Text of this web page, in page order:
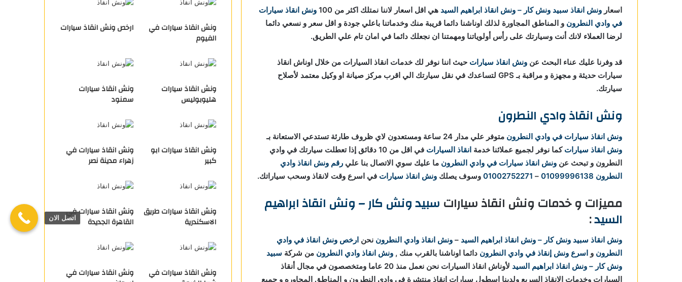
اسعار ونش انقاذ سبيد ونش كار – ونش انقاذ ابراهيم السيد هي اقل اسعار لاننا نمتلك اكثر من 100
ونش انقاذ سيارات
في وادي النطرون و المناطق المجاورة لذلك اوناشنا دائما قريبة منك وخدماتنا باعلي جودة و اقل سعر و نسعي دائما
لرضا العملاء لانك أنت وسيارتك على رأس أولوياتنا ومهمتنا ان نجعلك دائما في امان تام علي الطريق.
قد وفرنا عليك عناء البحث عن ونش انقاذ سيارات حيث اننا نوفر لك خدمات انقاذ السيارات من خلال اوناش انقاذ
سيارات حديثة و مجهزة و مراقبة بـ GPS لتساعدك في نقل سيارتك الي اقرب مركز صيانة او وكيل معتمد لأصلاح
سيارتك.
ونش انقاذ وادي النطرون
ونش انقاذ سيارات في وادي النطرون متوفر علي مدار 24 ساعة ومستعدون لاي ظروف طارئة تستدعي الاستعانة بـ
ونش انقاذ سيارات كما نوفر لجميع عملائنا خدمة انقاذ السيارات في اقل من 10 دقائق
إذا تعطلت سيارتك في وادي
النطرون و تبحث عن ونش انقاذ سيارات في وادي النطرون ما عليك سوي الاتصال بنا علي رقم ونش انقاذ وادي
النطرون 01099996138
–
01002752271 وسوف يصلك ونش انقاذ سيارات في اسرع وقت لانقاذ وسحب سياراتك.
مميزات و خدمات ونش انقاذ سيارات سبيد ونش كار – ونش انقاذ ابراهيم
السيد:
ونش انقاذ سبيد ونش كار – ونش انقاذ ابراهيم السيد – ونش انقاذ وادي النطرون نحن ارخص ونش انقاذ في وادي
النطرون و اسرع ونش إنقاذ في وادي النطرون دائما اوناشنا بالقرب منك , ونش انقاذ وادي النطرون من شركة سبيد
ونش كار – ونش انقاذ ابراهيم السيد
لأوناش انقاذ السيارات نحن نعمل منذ 20 عاما ومتخصصون في مجال أنقاذ
السيارات وخدمات الانقاذ السريع ولدينا اسطول سيارات إنقاذ منتشرة في وادي النطرون و المناطق المجاوره و جميع
ونش انقاذ سيارات في
الفيوم
ارخص ونش انقاذ سيارات
ونش انقاذ سيارات
هليوبوليس
ونش انقاذ سيارات
سمنود
ونش انقاذ سيارات ابو
كبير
ونش انقاذ سيارات في
زهراء مدينة نصر
ونش انقاذ سيارات طريق
الاسكندرية
ونش انقاذ سيارات في
القاهرة الجديدة
ونش انقاذ سيارات في
ونش انقاذ سيارات في
اتصل الان